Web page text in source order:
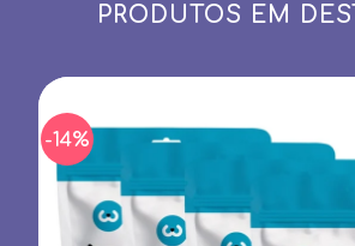
PRODUTOS EM
-14%